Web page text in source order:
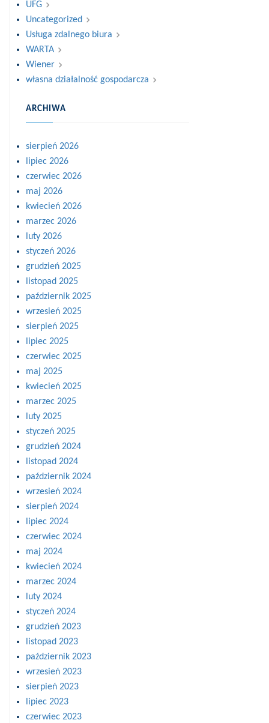
UFG
Uncategorized
Usługa zdalnego biura
WARTA
Wiener
własna działalność gospodarcza
ARCHIWA
sierpień 2026
lipiec 2026
czerwiec 2026
maj 2026
kwiecień 2026
marzec 2026
luty 2026
styczeń 2026
grudzień 2025
listopad 2025
październik 2025
wrzesień 2025
sierpień 2025
lipiec 2025
czerwiec 2025
maj 2025
kwiecień 2025
marzec 2025
luty 2025
styczeń 2025
grudzień 2024
listopad 2024
październik 2024
wrzesień 2024
sierpień 2024
lipiec 2024
czerwiec 2024
maj 2024
kwiecień 2024
marzec 2024
luty 2024
styczeń 2024
grudzień 2023
listopad 2023
październik 2023
wrzesień 2023
sierpień 2023
lipiec 2023
czerwiec 2023